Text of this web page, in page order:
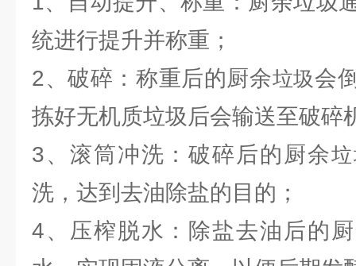
统进行提升并称重；
2、破碎：称重后的厨余垃圾会
拣好无机质垃圾后会输送至破碎
3、滚筒冲洗：破碎后的厨余
洗，达到去油除盐的目的；
4、压榨脱水：除盐去油后的